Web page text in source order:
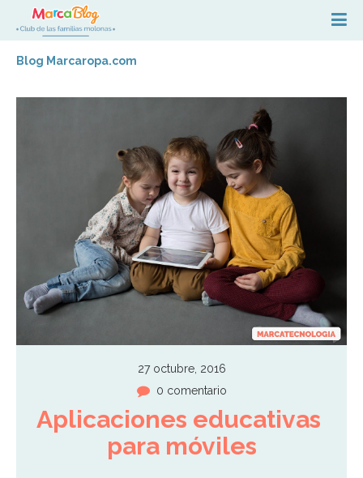
Blog Marcaropa.com
27 octubre, 2016
0 comentario
Aplicaciones educativas
para móviles